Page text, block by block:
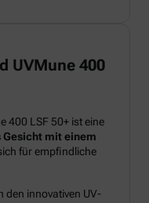
UVMune 400
400 LSF 50+ ist eine
Gesicht mit einem
für empfindliche
den innovativen UV-